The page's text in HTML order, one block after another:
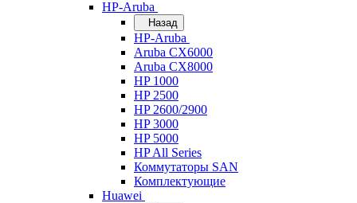
HP-Aruba
Назад
HP-Aruba
Aruba CX6000
Aruba CX8000
HP 1000
HP 2500
HP 2600/2900
HP 3000
HP 5000
HP All Series
Коммутаторы SAN
Комплектующие
Huawei